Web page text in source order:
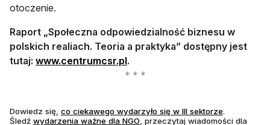
otoczenie.
Raport „Społeczna odpowiedzialność biznesu w
polskich realiach. Teoria a praktyka” dostępny jest
tutaj: www.centrumcsr.pl.
Dowiedz się, co ciekawego wydarzyło się w III sektorzeotwiera się
.
Śledź wydarzenia ważne dla NGOotwiera się w nowej karcie
, przeczytaj wiadomości dla